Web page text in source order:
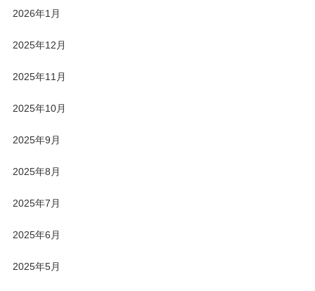
2026年1月
2025年12月
2025年11月
2025年10月
2025年9月
2025年8月
2025年7月
2025年6月
2025年5月